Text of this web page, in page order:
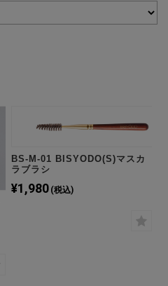
BS-M-01 BISYODO(S)マスカ
ラブラシ
¥1,980 (税込)